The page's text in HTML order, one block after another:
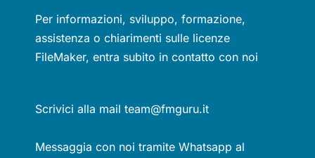
Per informazioni, sviluppo, formazione,
assistenza o chiarimenti sulle licenze
FileMaker, entra subito in contatto con noi
Scrivici alla mail team@fmguru.it
Messaggia con noi tramite Whatsapp al